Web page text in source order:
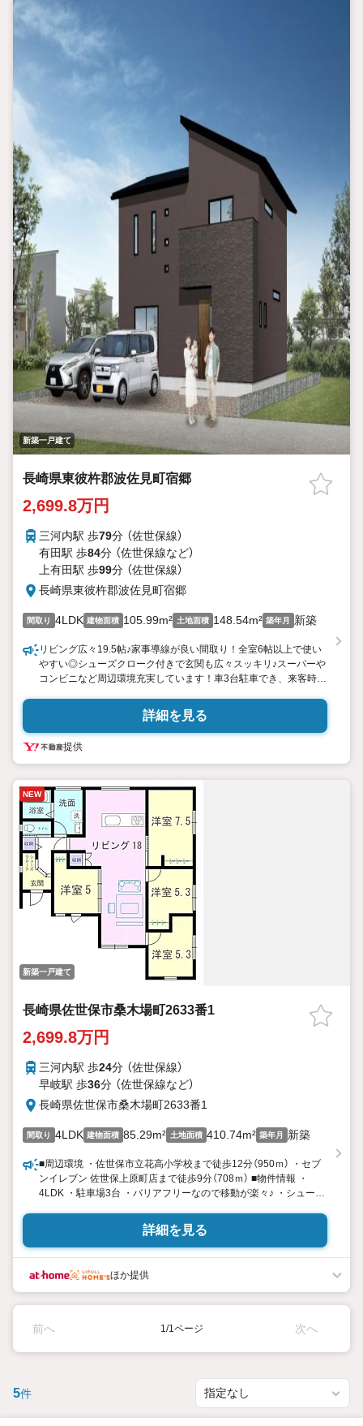
・駐車場4台
・各階トイレ設置
・各洋室6帖以上
・シューズクローク
・劣化対策等級3相当
・床下の劣化を防ぎ不同沈下しにくいベタ基礎を採用
■2026年11月完成予定
※工期の影響で変更になる可能性がございます。ご了承くださ
い。
平日のご予約もOK！開催時間/10:0018:00（火・水定休）
ご予約状況により、ご希望に添えない場合がございます。予めご
了承下さい。
新築一戸建て
長崎県東彼杵郡波佐見町宿郷
2,699.8万円
三河内駅 歩79分 （佐世保線）
有田駅 歩84分 （佐世保線など）
上有田駅 歩99分 （佐世保線）
長崎県東彼杵郡波佐見町宿郷
間取り 4LDK 建物面積 105.99m² 土地面積 148.54m² 築年月 新築
リビング広々19.5帖♪家事導線が良い間取り！全室6帖以上で使い
やすい◎シューズクローク付きで玄関も広々スッキリ♪スーパーや
コンビニなど周辺環境充実しています！車3台駐車でき、来客時も
・波佐見町立中央小学校まで徒歩19分（1500m）
・波佐見町立波佐見中学校まで徒歩17分（1290m）
・エレナ波佐見店まで車で1分（418m）
■物件情報
・オール電化
・駐車場3台
・リビング19.5帖
・各洋室6帖以上
・シューズクローク
・トイレ2ヶ所
・照明、エアコン1基設置済み
・食器洗浄乾燥機、浴室乾燥機能付き
・断熱等性能等級5等級
・劣化対策等級3相当
・床下の劣化を防ぎ不同沈下しにくいベタ基礎を採用
い。
平日のご予約もOK！開催時間/10:0018:00（火・水定休）
了承下さい。
詳細を見る
提供
NEW
新築一戸建て
長崎県佐世保市桑木場町2633番1
2,699.8万円
三河内駅 歩24分 （佐世保線）
早岐駅 歩36分 （佐世保線など）
長崎県佐世保市桑木場町2633番1
間取り 4LDK 建物面積 85.29m² 土地面積 410.74m² 築年月 新築
■周辺環境 ・佐世保市立花高小学校まで徒歩12分（950ｍ） ・セブ
ンイレブン 佐世保上原町店まで徒歩9分（708ｍ） ■物件情報 ・
4LDK ・駐車場3台 ・バリアフリーなので移動が楽々♪ ・シューズ
る可能性がございます。詳細を見る
ほか提供
前へ 1/1ページ 次へ
5件